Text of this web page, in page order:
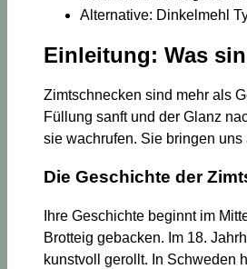
Alternative: Dinkelmehl
Einleitung: Was
Zimtschnecken sind mehr als
Füllung sanft und der Glanz
sie wachrufen. Sie bringen
Die Geschichte der
Ihre Geschichte beginnt im
Brotteig gebacken. Im 18.
kunstvoll gerollt. In Schweden